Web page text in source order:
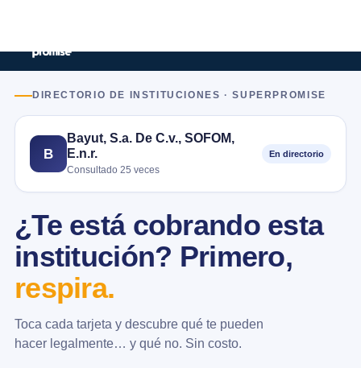
DIRECTORIO DE INSTITUCIONES · SUPERPROMISE
B
Bayut, S.a. De C.v., SOFOM,
E.n.r.
Consultado 25 veces
En directorio
¿Te está cobrando esta
institución? Primero,
respira.
Toca cada tarjeta y descubre qué te pueden
hacer legalmente… y qué no. Sin costo.